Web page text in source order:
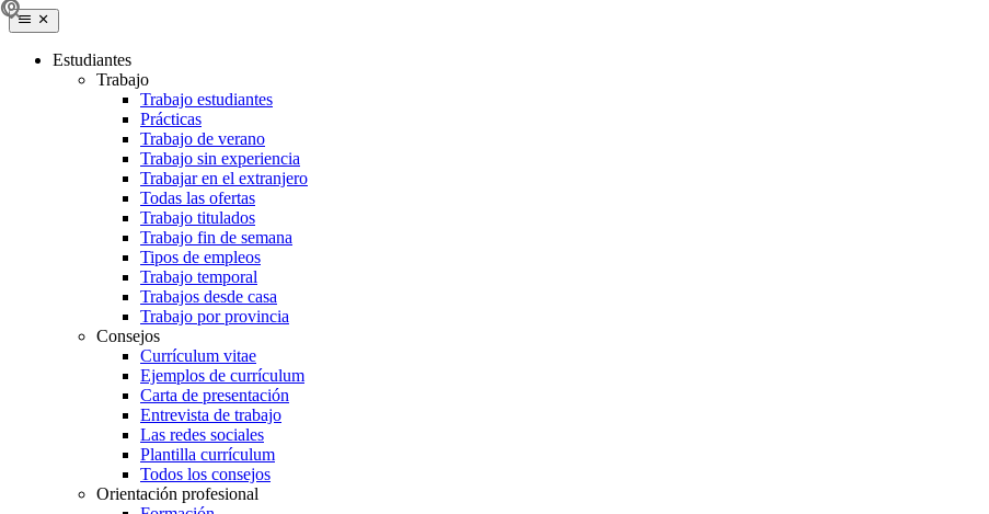
Estudiantes
Trabajo
Trabajo estudiantes
Prácticas
Trabajo de verano
Trabajo sin experiencia
Trabajar en el extranjero
Todas las ofertas
Trabajo titulados
Trabajo fin de semana
Tipos de empleos
Trabajo temporal
Trabajos desde casa
Trabajo por provincia
Consejos
Currículum vitae
Ejemplos de currículum
Carta de presentación
Entrevista de trabajo
Las redes sociales
Plantilla currículum
Todos los consejos
Orientación profesional